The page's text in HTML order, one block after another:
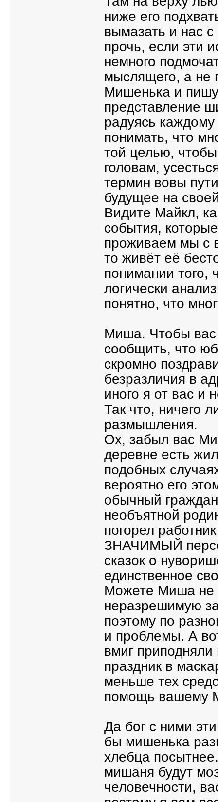
ниже его
вымазать и нас
прочь, если эти
немного
мыслящего, а не
Мишенька и
представление
радуясь
понимать, что
той целью,
головам,
термин вовы
будущее на
Видите Майкл,
события,
проживаем мы с
то живёт её
понимании того,
логически
понятно, что
Миша. Чтобы вас
сообщить, что
скромно
безразличия в
иного я от вас и
Так что, ничего
размышления.
Ох, забыл вас
деревне есть
подобных
вероятно его
обычный
необъятной
погорел
ЗНАЧИМЫЙ
сказок о
единственное
Можете Миша не
неразрешимую
поэтому по
и проблемы. А
вмиг
праздник в
меньше тех
помощь вашему
Да бог с ними
бы мишенька
хлебца
мишаня будут
человечности,